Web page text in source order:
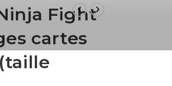
Fight
cartes